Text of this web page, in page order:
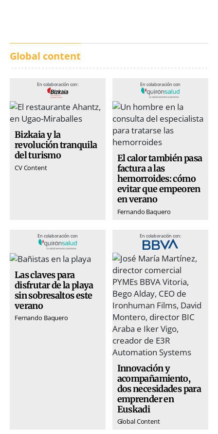
Global content
En colaboración con:
Bizkaia y la
revolución tranquila
del turismo
CV Content
En colaboración con
El calor también pasa
factura a las
hemorroides: cómo
evitar que empeoren
en verano
Fernando Baquero
En colaboración con
Las claves para
disfrutar de la playa
sin sobresaltos este
verano
Fernando Baquero
En colaboración con:
Innovación y
acompañamiento,
dos necesidades para
emprender en
Euskadi
Global Content